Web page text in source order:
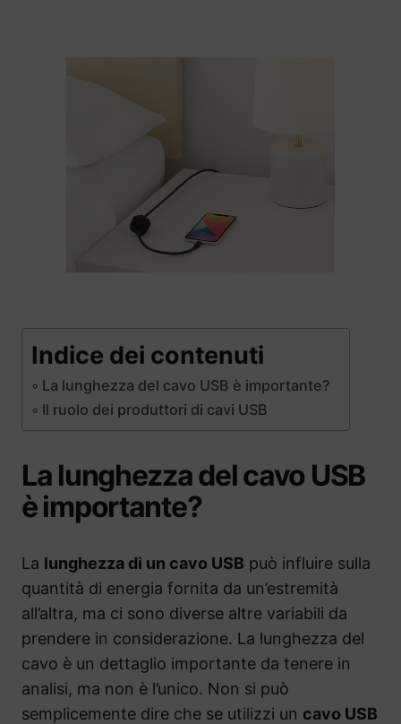
Indice dei contenuti
La lunghezza del cavo USB è importante?
Il ruolo dei produttori di cavi USB
La lunghezza del cavo USB
è importante?
La lunghezza di un cavo USB può influire sulla
quantità di energia fornita da un’estremità
all’altra, ma ci sono diverse altre variabili da
prendere in considerazione. La lunghezza del
cavo è un dettaglio importante da tenere in
analisi, ma non è l’unico. Non si può
semplicemente dire che se utilizzi un cavo USB